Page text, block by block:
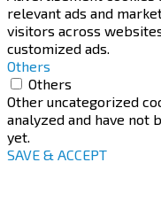
relevant ads and
visitors across
customized ads.
Others
Others
Other uncategorized
analyzed and have not
yet.
SAVE & ACCEPT